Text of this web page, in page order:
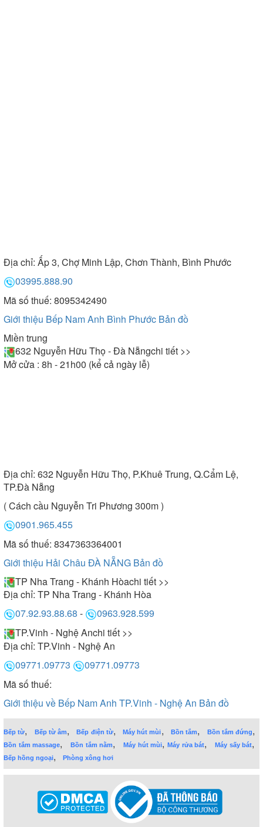
Địa chỉ: Ấp 3, Chợ Minh Lập, Chơn Thành, Bình Phước
03995.888.90
Mã số thuế: 8095342490
Giới thiệu Bếp Nam Anh Bình Phước Bản đồ
Miền trung
632 Nguyễn Hữu Thọ - Đà Nẵngchi tiết >>
Mở cửa : 8h - 21h00 (kể cả ngày lễ)
Địa chỉ: 632 Nguyễn Hữu Thọ, P.Khuê Trung, Q.Cẩm Lệ,
TP.Đà Nẵng
( Cách cầu Nguyễn Tri Phương 300m )
0901.965.455
Mã số thuế: 8347363364001
Giới thiệu Hải Châu ĐÀ NẴNG Bản đồ
TP Nha Trang - Khánh Hòachi tiết >>
Địa chỉ: TP Nha Trang - Khánh Hòa
07.92.93.88.68 -
0963.928.599
TP.Vinh - Nghệ Anchi tiết >>
Địa chỉ: TP.Vinh - Nghệ An
09771.09773
09771.09773
Mã số thuế:
Giới thiệu về Bếp Nam Anh TP.Vinh - Nghệ An Bản đồ
Bếp từ, Bếp từ âm,Bếp điện từ,Máy hút mùi, Bồn tắm, Bồn tắm đứng,
Bồn tắm massage,Bồn tắm nằm,Máy hút mùi,Máy rửa bát,Máy sấy bát,
Bếp hồng ngoại, Phòng xông hơi